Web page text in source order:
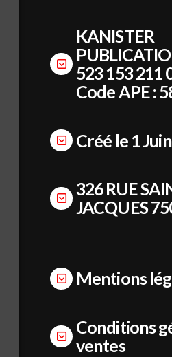
KANISTER
523 153 211
Code APE :
Créé le 1
326 RUE
JACQUES
Mentions
Conditions
ventes